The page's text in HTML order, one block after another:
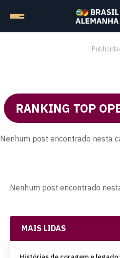
RANKING TOP
Nenhum post encontrado nesta
Nenhum post encontrado
MAIS LIDAS